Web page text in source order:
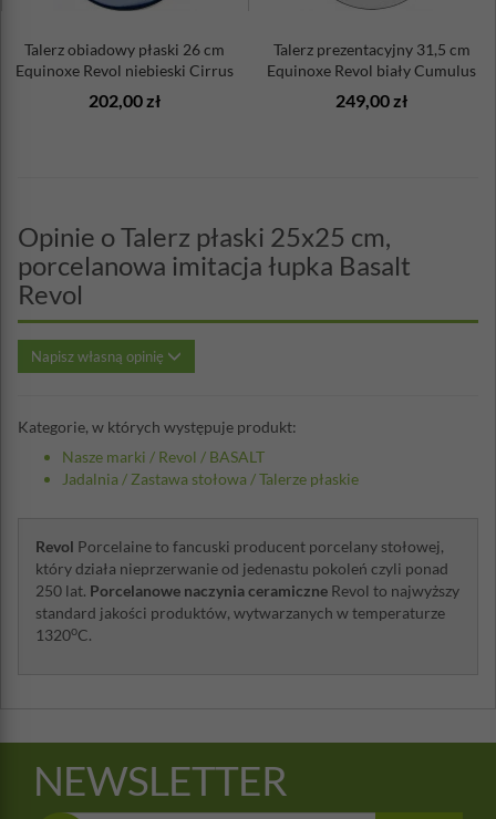
Talerz obiadowy płaski 26 cm
Equinoxe Revol niebieski Cirrus
202,00 zł
Talerz prezentacyjny 31,5 cm
Equinoxe Revol biały Cumulus
249,00 zł
Opinie o Talerz płaski 25x25 cm,
porcelanowa imitacja łupka Basalt
Revol
Napisz własną opinię
Kategorie, w których występuje produkt:
Nasze marki / Revol / BASALT
Jadalnia / Zastawa stołowa /Talerze płaskie
Revol Porcelaine to fancuski producent porcelany stołowej,
który działa nieprzerwanie od jedenastu pokoleń czyli ponad
250 lat. Porcelanowe naczynia ceramiczne Revol to najwyższy
standard jakości produktów, wytwarzanych w temperaturze
1320oC.
NEWSLETTER